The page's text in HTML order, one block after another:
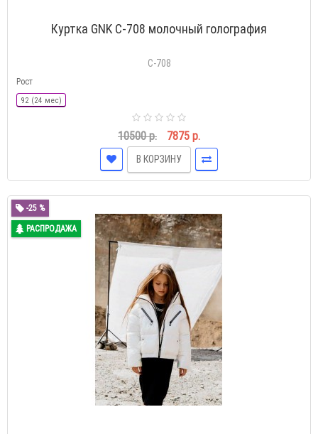
Куртка GNK С-708 молочный голография
С-708
Рост
92 (24 мес)
10500 р. 7875 р.
В КОРЗИНУ
-25 %
РАСПРОДАЖА